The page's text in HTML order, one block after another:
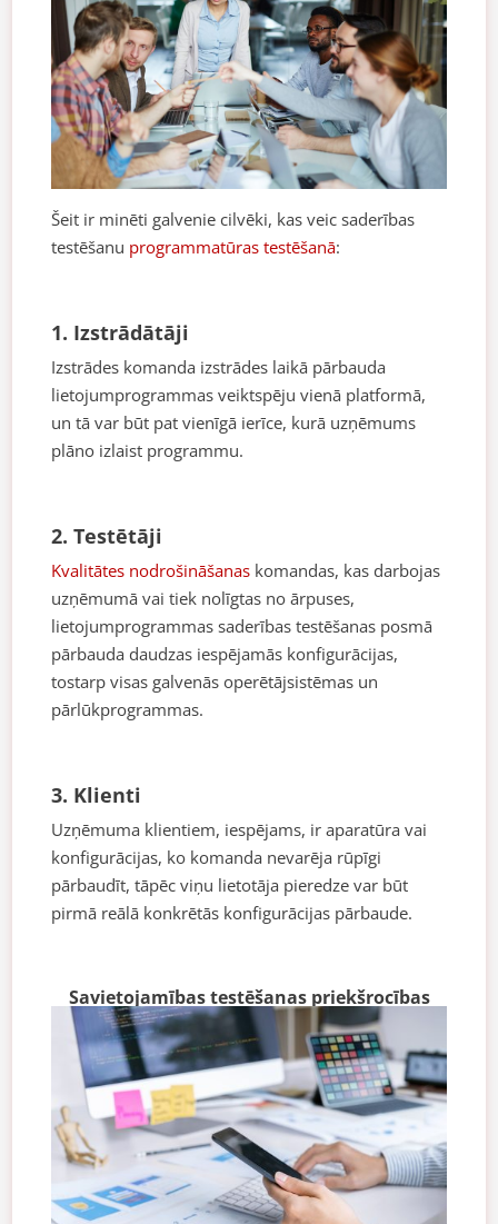
Šeit ir minēti galvenie cilvēki, kas veic saderības
testēšanu programmatūras testēšanā:
1. Izstrādātāji
Izstrādes komanda izstrādes laikā pārbauda
lietojumprogrammas veiktspēju vienā platformā,
un tā var būt pat vienīgā ierīce, kurā uzņēmums
plāno izlaist programmu.
2. Testētāji
Kvalitātes nodrošināšanas komandas, kas darbojas
uzņēmumā vai tiek nolīgtas no ārpuses,
lietojumprogrammas saderības testēšanas posmā
pārbauda daudzas iespējamās konfigurācijas,
tostarp visas galvenās operētājsistēmas un
pārlūkprogrammas.
3. Klienti
Uzņēmuma klientiem, iespējams, ir aparatūra vai
konfigurācijas, ko komanda nevarēja rūpīgi
pārbaudīt, tāpēc viņu lietotāja pieredze var būt
pirmā reālā konkrētās konfigurācijas pārbaude.
Savietojamības testēšanas priekšrocības